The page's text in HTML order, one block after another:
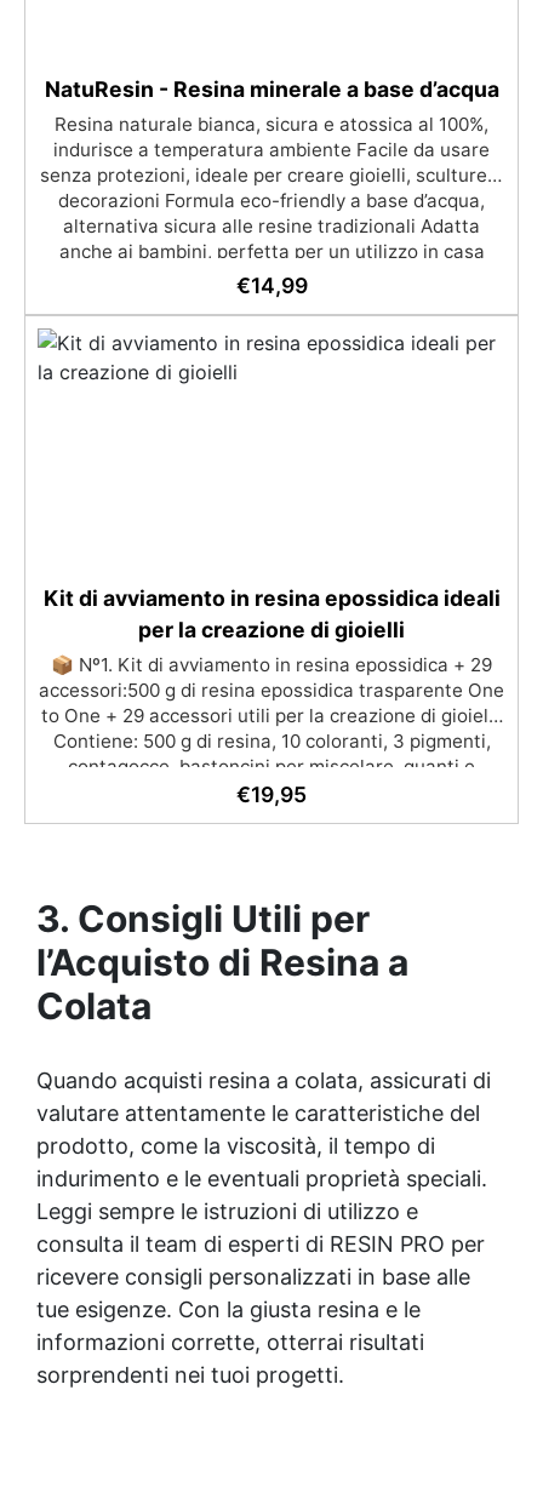
NatuResin - Resina minerale a base d’acqua
Resina naturale bianca, sicura e atossica al 100%,
indurisce a temperatura ambiente Facile da usare
senza protezioni, ideale per creare gioielli, sculture e
decorazioni Formula eco-friendly a base d’acqua,
alternativa sicura alle resine tradizionali Adatta
anche ai bambini, perfetta per un utilizzo in casa
senza rischi Multiuso e versatile, pronta in soli 30
minuti per creazioni rapide e personalizzabili.
€14,99
Kit di avviamento in resina epossidica ideali
per la creazione di gioielli
📦 Nº1. Kit di avviamento in resina epossidica + 29
accessori:500 g di resina epossidica trasparente One
to One + 29 accessori utili per la creazione di gioielli.
Contiene: 500 g di resina, 10 coloranti, 3 pigmenti,
contagocce, bastoncini per miscelare, guanti e
bicchieri. 📦 Nº2. Kit di avviamento in resina
lettere, portachiavi, punte per minitrapano, oltre 100
pezzi.
€19,95
3. Consigli Utili per
l’Acquisto di Resina a
Colata
Quando acquisti resina a colata, assicurati di
valutare attentamente le caratteristiche del
prodotto, come la viscosità, il tempo di
indurimento e le eventuali proprietà speciali.
Leggi sempre le istruzioni di utilizzo e
consulta il team di esperti di RESIN PRO per
ricevere consigli personalizzati in base alle
tue esigenze. Con la giusta resina e le
informazioni corrette, otterrai risultati
sorprendenti nei tuoi progetti.